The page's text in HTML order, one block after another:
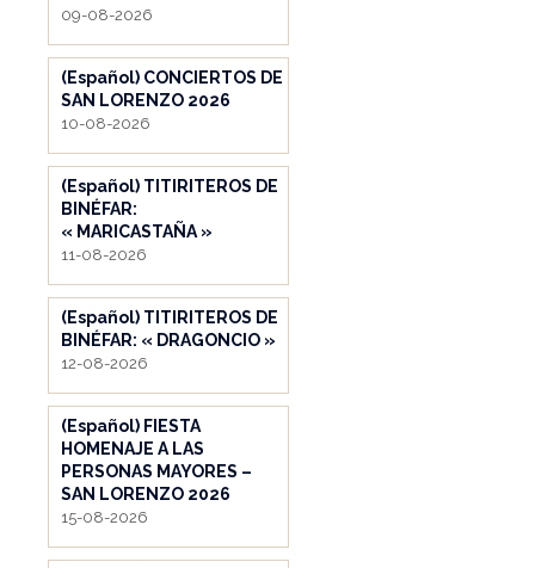
09-08-2026
(Español) CONCIERTOS DE
SAN LORENZO 2026
10-08-2026
(Español) TITIRITEROS DE
BINÉFAR:
« MARICASTAÑA »
11-08-2026
(Español) TITIRITEROS DE
BINÉFAR: « DRAGONCIO »
12-08-2026
(Español) FIESTA
HOMENAJE A LAS
PERSONAS MAYORES –
SAN LORENZO 2026
15-08-2026